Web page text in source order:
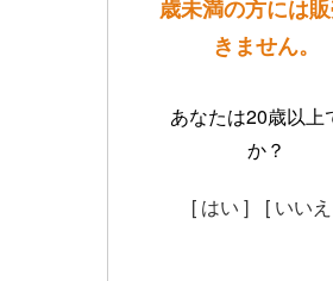
歳未満の方には
きません。
あなたは20歳以上
か？
[ はい ] [ いい